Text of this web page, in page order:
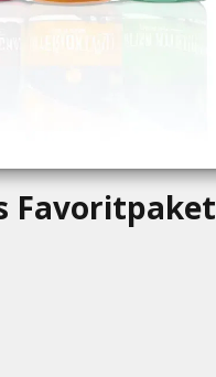
Favoritpaket